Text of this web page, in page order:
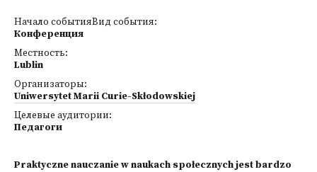
Начало событияВид события:
Конференция
Местность:
Lublin
Организаторы:
Uniwersytet Marii Curie-Skłodowskiej
Целевые аудитории:
Педагоги
Praktyczne nauczanie w naukach społecznych jest bardzo